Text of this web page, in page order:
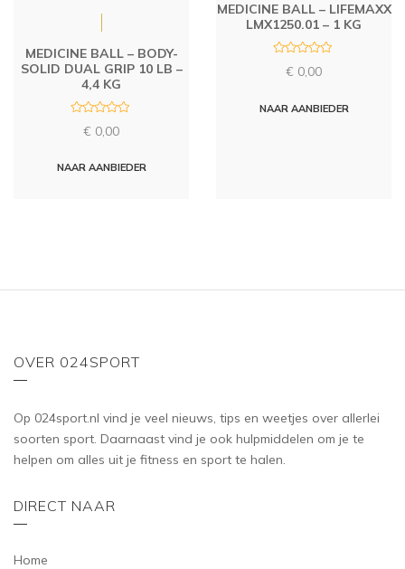
MEDICINE BALL – BODY-
SOLID DUAL GRIP 10 LB –
4,4 KG
d
€ 0,00
NAAR AANBIEDER
MEDICINE BALL – LIFEMAXX
LMX1250.01 – 1 KG
d
€ 0,00
NAAR AANBIEDER
OVER 024SPORT
Op 024sport.nl vind je veel nieuws, tips en weetjes over allerlei
soorten sport. Daarnaast vind je ook hulpmiddelen om je te
helpen om alles uit je fitness en sport te halen.
DIRECT NAAR
Home